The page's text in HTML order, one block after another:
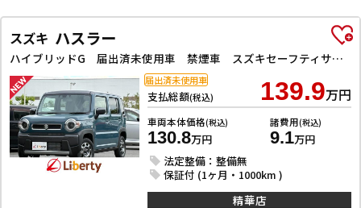
スズキ ハスラー
ハイブリッドG 届出済未使用車 禁煙車 スズキセーフティサポート アダプティブクルーズコントロール LEDヘッドライト スマートキー プッシュスタート アイドリングストップ 前席シートヒーター ステアリングスイッチ
支払総額(税込) 139.9万円
車両本体価格(税込)
130.8万円
諸費用(税込)
9.1万円
法定整備：整備無
保証付 (1ヶ月・1000km )
届出済未使用車
精華店